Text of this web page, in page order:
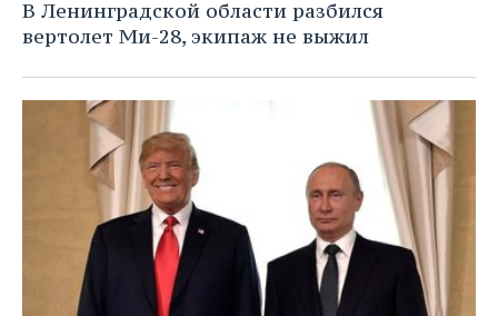
В Ленинградской области разбился
вертолет Ми-28, экипаж не выжил